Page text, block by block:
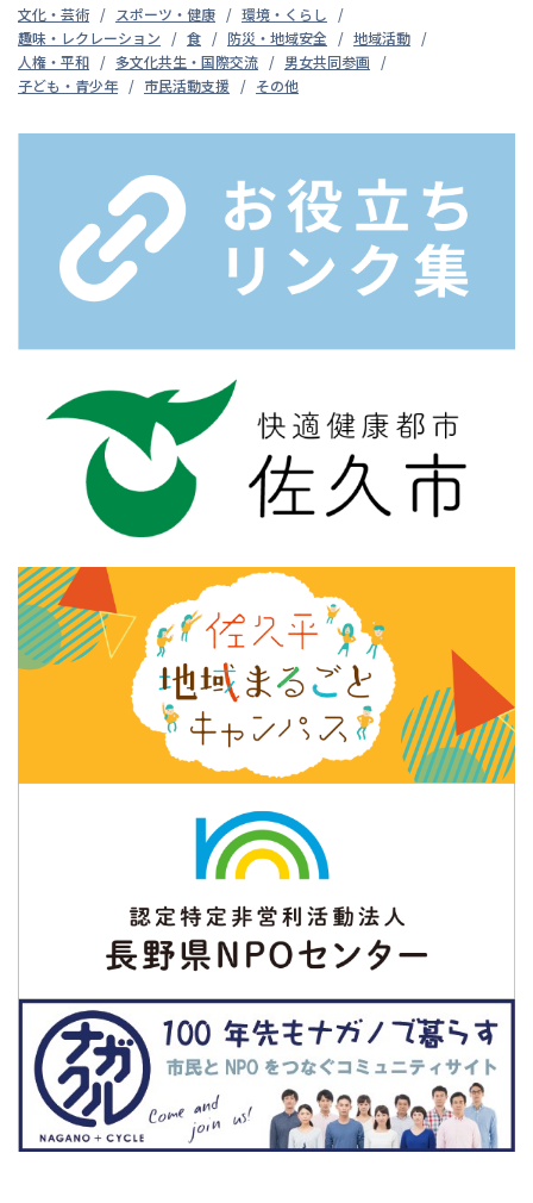
文化・芸術 スポーツ・健康
環境・くらし
趣味・レクレーション
食 防災・地域安全
地域活動
人権・平和
多文化共生・国際交流
男女共同参画
子ども・青少年
市民活動支援 その他